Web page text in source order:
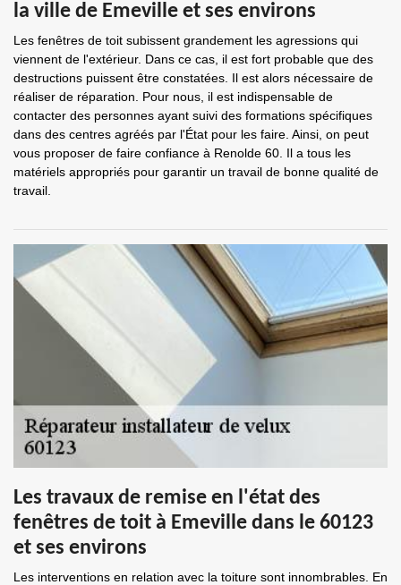
la ville de Emeville et ses environs
Les fenêtres de toit subissent grandement les agressions qui
viennent de l'extérieur. Dans ce cas, il est fort probable que des
destructions puissent être constatées. Il est alors nécessaire de
réaliser de réparation. Pour nous, il est indispensable de
contacter des personnes ayant suivi des formations spécifiques
dans des centres agréés par l'État pour les faire. Ainsi, on peut
vous proposer de faire confiance à Renolde 60. Il a tous les
matériels appropriés pour garantir un travail de bonne qualité de
travail.
Les travaux de remise en l'état des
fenêtres de toit à Emeville dans le 60123
et ses environs
Les interventions en relation avec la toiture sont innombrables. En